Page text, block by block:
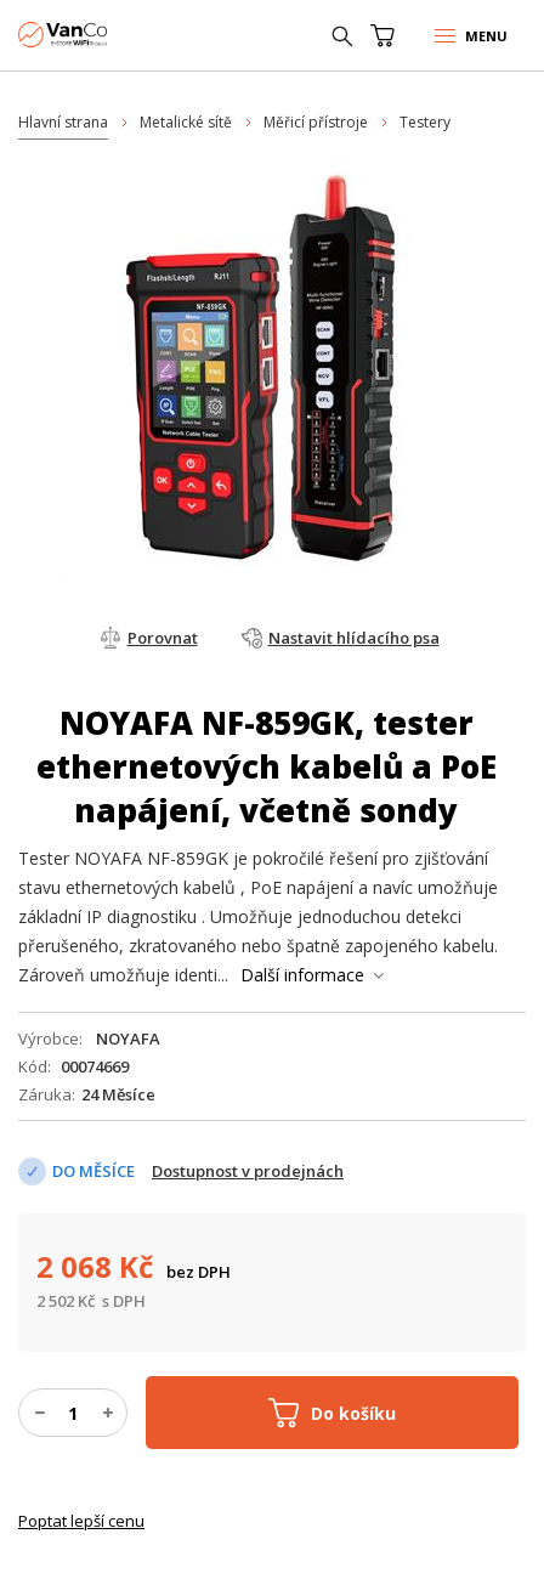
MENU
Hlavní strana Metalické sítě Měřicí přístroje Testery
Porovnat Nastavit hlídacího psa
NOYAFA NF-859GK, tester
ethernetových kabelů a PoE
napájení, včetně sondy
Tester NOYAFA NF-859GK je pokročilé řešení pro zjišťování
stavu ethernetových kabelů , PoE napájení a navíc umožňuje
základní IP diagnostiku . Umožňuje jednoduchou detekci
přerušeného, zkratovaného nebo špatně zapojeného kabelu.
Zároveň umožňuje identi...
Další informace
Výrobce
NOYAFA
Kód
00074669
Záruka 24 Měsíce
DO MĚSÍCE Dostupnost v prodejnách
Do košíku
2 068 Kč
bez DPH
2 502 Kč s DPH
Poptat lepší cenu